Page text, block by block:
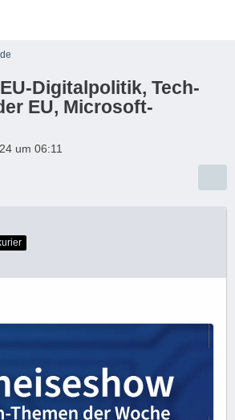
Digitalpolitik, Tech-
EU, Microsoft-
um 06:11